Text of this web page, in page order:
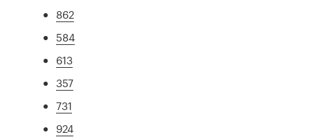
862
584
613
357
731
924